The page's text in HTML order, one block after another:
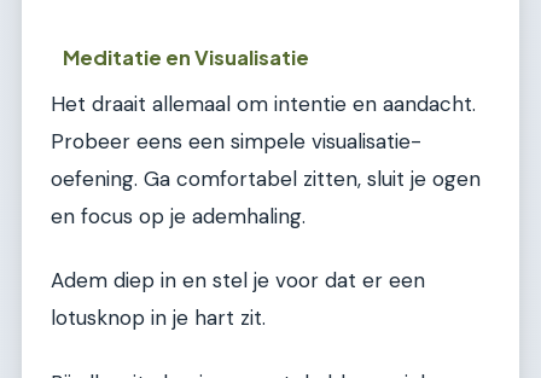
Meditatie en Visualisatie
Het draait allemaal om intentie en aandacht.
Probeer eens een simpele visualisatie-
oefening. Ga comfortabel zitten, sluit je ogen
en focus op je ademhaling.
Adem diep in en stel je voor dat er een
lotusknop in je hart zit.